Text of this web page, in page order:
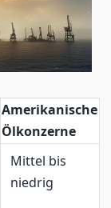
Amerikanische
Ölkonzerne
Mittel bis
niedrig